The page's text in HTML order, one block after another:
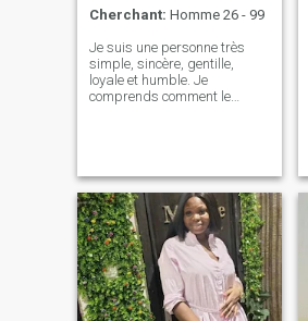
Cherchant: Homme 26 - 99
Je suis une personne très
simple, sincère, gentille,
loyale et humble. Je
comprends comment le
personne ne connaît le
lendemain. Je suis ici pour
trouver cette personne
spéciale avec qui passer ma
vie. Je ne suis pas ici pour
jouer ou perdre mon temps.
J'aime cuisiner, danser, lire
et regarder des films. J'ai
essayé de faire quelque